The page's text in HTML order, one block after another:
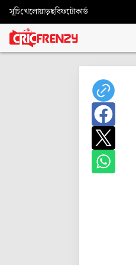
সূচিখেলোয়াড়ছবিফটোকার্ড